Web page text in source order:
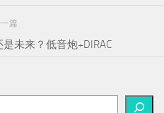
一篇
未来？低音炮+DIRAC